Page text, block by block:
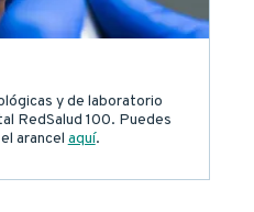
y de laboratorio
RedSalud 100. Puedes
arancel aquí.